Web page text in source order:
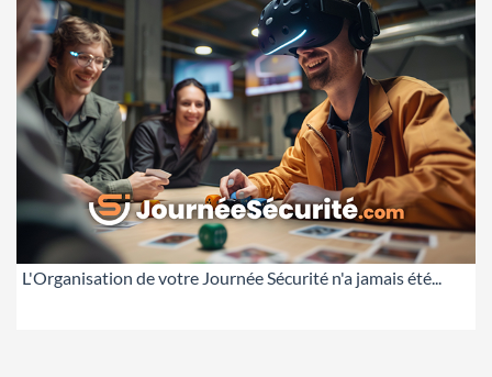
L'Organisation de votre Journée Sécurité n'a jamais été...